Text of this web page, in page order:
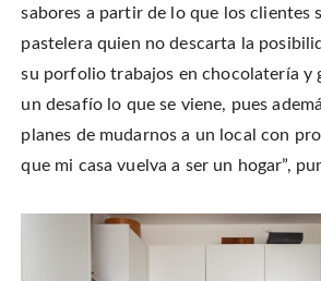
sabores a partir de lo que los clientes
pastelera quien no descarta la
su porfolio trabajos en chocolatería y
un desafío lo que se viene, pues
planes de mudarnos a un local con
que mi casa vuelva a ser un hogar”,